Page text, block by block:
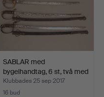
SABLAR med
bygelhandtag, 6 st, två med
bal…
Klubbades 25 sep 2017
16 bud